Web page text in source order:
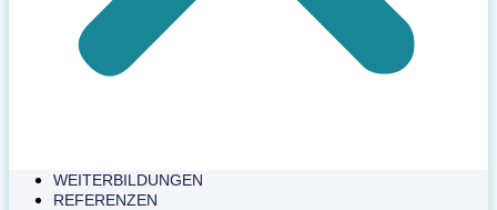
WEITERBILDUNGEN
REFERENZEN